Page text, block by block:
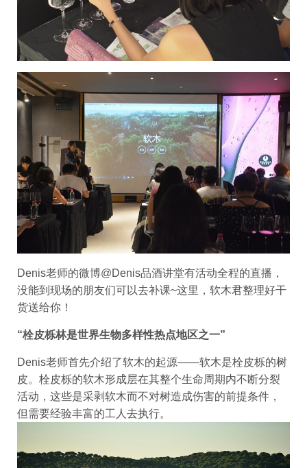
Denis老师的微博@Denis品酒讲堂有活动全程的直播，
没能到现场的朋友们可以去补课~这里，软木君整理好干
货送给你！
“栓皮栎林是世界生物多样性热点地区之一”
Denis老师首先介绍了软木的起源——软木是栓皮栎的树
皮。栓皮栎的软木形成层在其整个生命周期内不断分裂
活动，这些是采剥软木而不对树造成伤害的前提条件，
但需要经验丰富的工人去执行。